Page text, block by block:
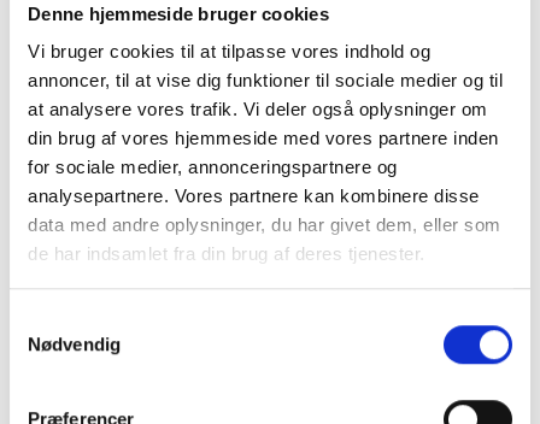
Denne hjemmeside bruger cookies
Vi bruger cookies til at tilpasse vores indhold og
annoncer, til at vise dig funktioner til sociale medier og til
at analysere vores trafik. Vi deler også oplysninger om
din brug af vores hjemmeside med vores partnere inden
for sociale medier, annonceringspartnere og
analysepartnere. Vores partnere kan kombinere disse
data med andre oplysninger, du har givet dem, eller som
de har indsamlet fra din brug af deres tjenester.
Nødvendig
Præferencer
Montering (OBS.
skærmbeskyttelse IKKE
inkluderet!)
99 kr. TILFØJ
Pro/14/16e/17e
149 kr.